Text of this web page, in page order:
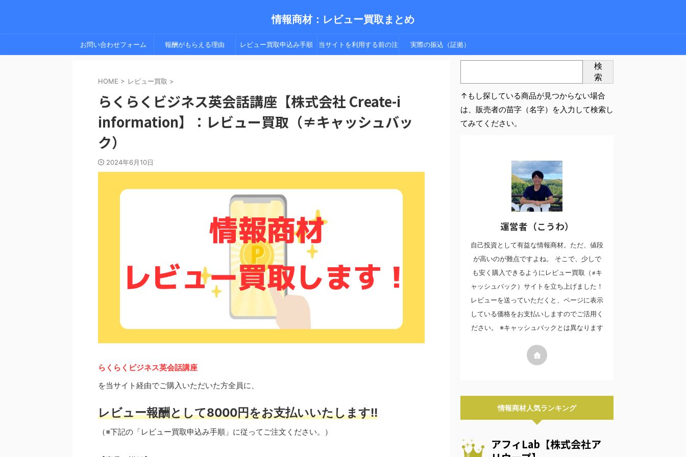
情報商材：レビュー買取まとめ
お問い合わせフォーム 報酬がもらえる理由 レビュー買取申込み手順 当サイトを利用する前の注 実際の振込（証拠）
HOME > レビュー買取 >
らくらくビジネス英会話講座【株式会社 Create-i
information】：レビュー買取（≠キャッシュバッ
ク）
2024年6月10日
らくらくビジネス英会話講座
を当サイト経由でご購入いただいた方全員に、
レビュー報酬として8000円をお支払いいたします!!
（※下記の「レビュー買取申込み手順」に従ってご注文ください。）
検
索
↑もし探している商品が見つからない場合
は、販売者の苗字（名字）を入力して検索し
てみてください。
運営者（こうわ）
自己投資として有益な情報商材。ただ、値段
が高いのが難点ですよね。 そこで、少しで
も安く購入できるようにレビュー買取（≠キ
ャッシュバック）サイトを立ち上げました！
レビューを送っていただくと、ページに表示
している価格をお支払いしますのでご活用く
ださい。 ※キャッシュバックとは異なります
情報商材人気ランキング
アフィLab【株式会社ア